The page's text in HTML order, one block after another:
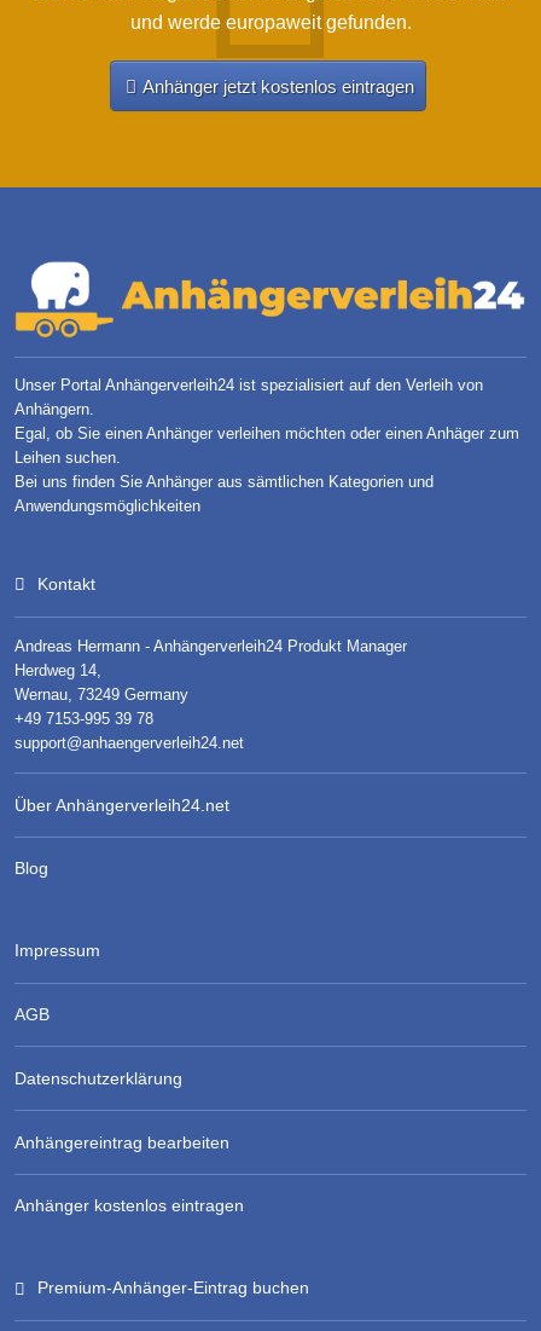
und werde europaweit gefunden.
Anhänger jetzt kostenlos eintragen
Unser Portal Anhängerverleih24 ist spezialisiert auf den Verleih von
Anhängern.
Egal, ob Sie einen Anhänger verleihen möchten oder einen Anhäger zum
Leihen suchen.
Bei uns finden Sie Anhänger aus sämtlichen Kategorien und
Anwendungsmöglichkeiten
Kontakt
Andreas Hermann - Anhängerverleih24 Produkt Manager
Herdweg 14,
Wernau, 73249 Germany
+49 7153-995 39 78
support@anhaengerverleih24.net
Über Anhängerverleih24.net
Blog
Impressum
AGB
Datenschutzerklärung
Anhängereintrag bearbeiten
Anhänger kostenlos eintragen
Premium-Anhänger-Eintrag buchen